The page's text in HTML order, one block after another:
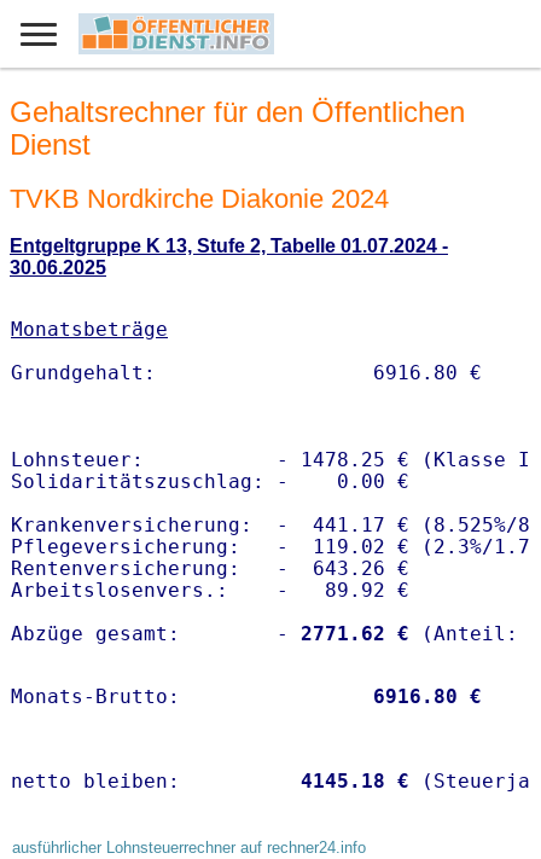
Gehaltsrechner für den Öffentlichen
Dienst
TVKB Nordkirche Diakonie 2024
Entgeltgruppe K 13, Stufe 2, Tabelle 01.07.2024 -
30.06.2025
Monatsbeträge
Lohnsteuer:           - 1478.25 € (Klasse I)
Solidaritätszuschlag: -    0.00 €
Krankenversicherung:  -  441.17 € (8.525%/
Pflegeversicherung:   -  119.02 € (2.3%/
Rentenversicherung:   -  643.26 €
Arbeitslosenvers.:    -   89.92 €
Abzüge gesamt:        -
2771.62 €
Monats-Brutto: 6916.80 €
netto bleiben: 4145.18 €
ausführlicher Lohnsteuerrechner auf rechner24.info